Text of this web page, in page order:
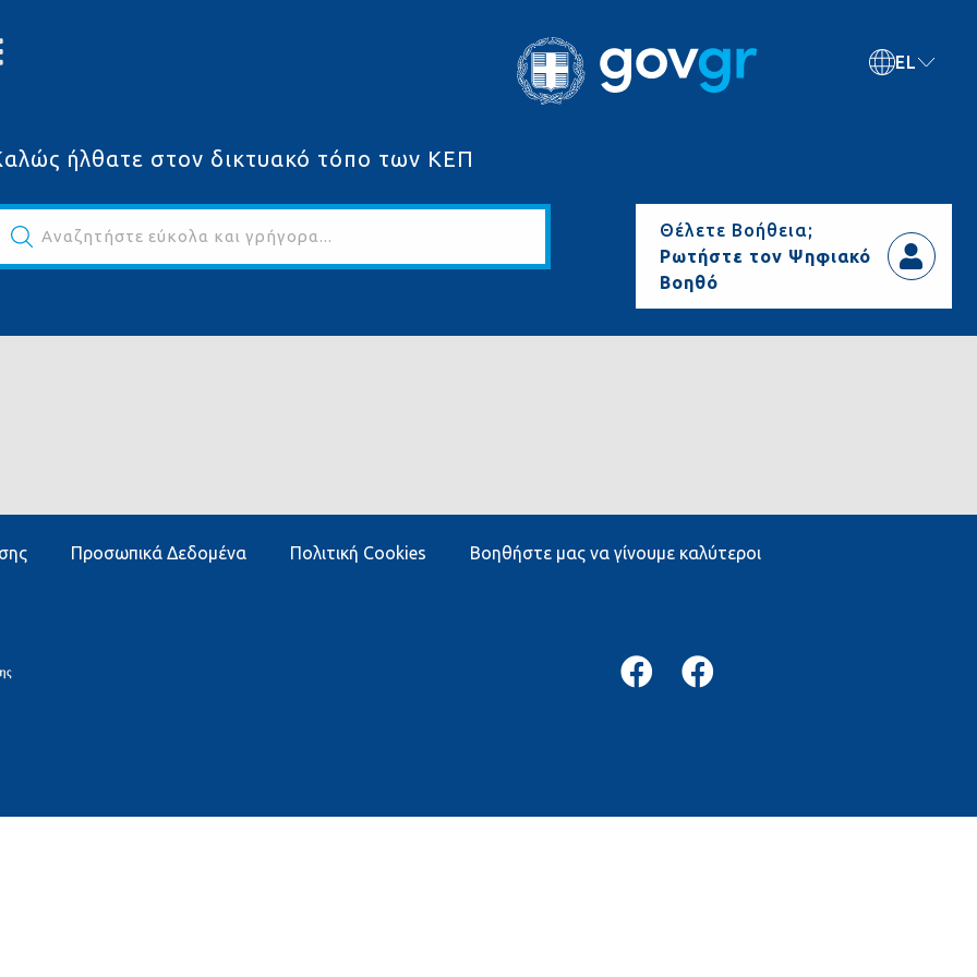
ήλθατε στον δικτυακό τόπο των ΚΕΠ
Αναζητήστε εύκολα και γρήγορα...
EL
Θέλετε Βοήθεια;
Ρωτήστε τον Ψηφιακό
Βοηθό
Προσωπικά Δεδομένα Πολιτική Cookies Βοηθήστε μας να γίνουμε καλύτεροι